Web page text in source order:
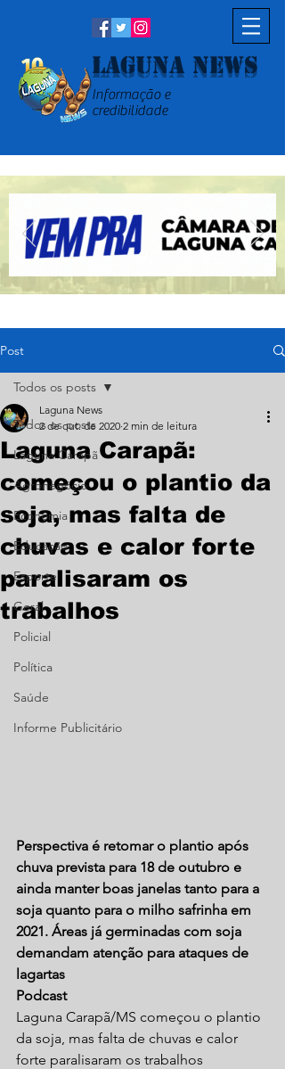
Laguna News
Informação e
credibilidade
Post
Todos os posts
Laguna Carapã
Agronegócio
Economia
Educação
Esporte
Geral
Policial
Política
Saúde
Informe Publicitário
Todos os posts
Laguna Carapã:
começou o plantio da
soja, mas falta de
chuvas e calor forte
paralisaram os
trabalhos
Laguna News
2 de out. de 2020 2 min de leitura
Perspectiva é retomar o plantio após
chuva prevista para 18 de outubro e
ainda manter boas janelas tanto para a
soja quanto para o milho safrinha em
2021. Áreas já germinadas com soja
demandam atenção para ataques de
lagartas
Podcast
Laguna Carapã/MS começou o plantio
da soja, mas falta de chuvas e calor
forte paralisaram os trabalhos